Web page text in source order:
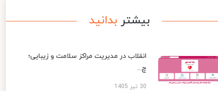
بیشتر بدانید
انقلاب در مدیریت مراکز سلامت و زیبایی؛
چ...
30 تیر 1405